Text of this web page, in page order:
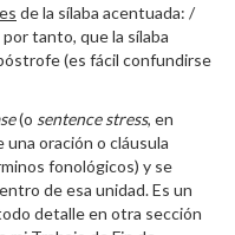
de la sílaba acentuada: /
tanto, que la sílaba
(es fácil confundirse
(o sentence stress, en
oración o cláusula
fonológicos) y se
de esa unidad. Es un
detalle en otra sección